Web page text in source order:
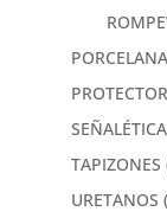
TAPIZONES
URETANOS